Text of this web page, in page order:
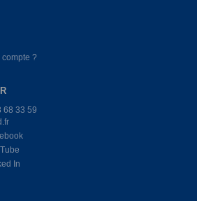
?
68 33 59
In